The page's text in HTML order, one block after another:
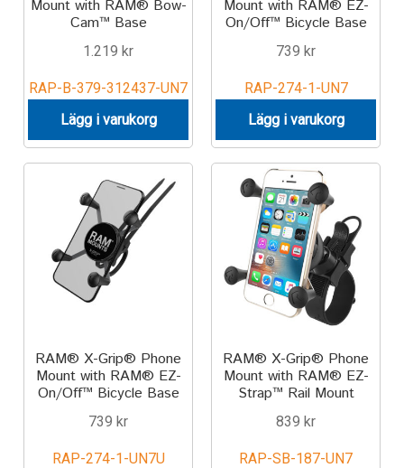
Spotlight
Tablet
Mounts with Holder
Holders
Monitor
IntelliSkin
Mount with RAM® Bow-
Cam™ Base
1.219 kr
RAP-B-379-312437-UN7
Lägg i varukorg
Mount with RAM® EZ-
On/Off™ Bicycle Base
739 kr
RAP-274-1-UN7
Lägg i varukorg
RAM® X-Grip® Phone
Mount with RAM® EZ-
On/Off™ Bicycle Base
739 kr
RAP-274-1-UN7U
RAM® X-Grip® Phone
Mount with RAM® EZ-
Strap™ Rail Mount
839 kr
RAP-SB-187-UN7